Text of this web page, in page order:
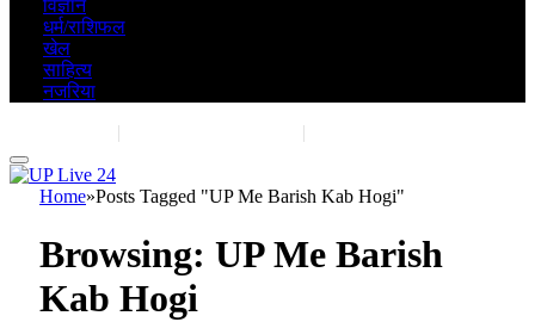
विज्ञान
धर्म/राशिफल
खेल
साहित्य
नजरिया
| |
Home»Posts Tagged "UP Me Barish Kab Hogi"
Browsing: UP Me Barish
Kab Hogi